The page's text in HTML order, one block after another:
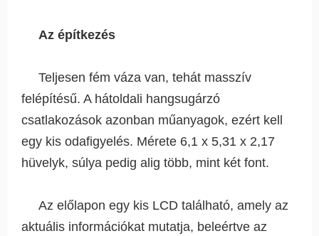
Az építkezés
Teljesen fém váza van, tehát masszív
felépítésű. A hátoldali hangsugárzó
csatlakozások azonban műanyagok, ezért kell
egy kis odafigyelés. Mérete 6,1 x 5,31 x 2,17
hüvelyk, súlya pedig alig több, mint két font.
Az előlapon egy kis LCD található, amely az
aktuális információkat mutatja, beleértve az